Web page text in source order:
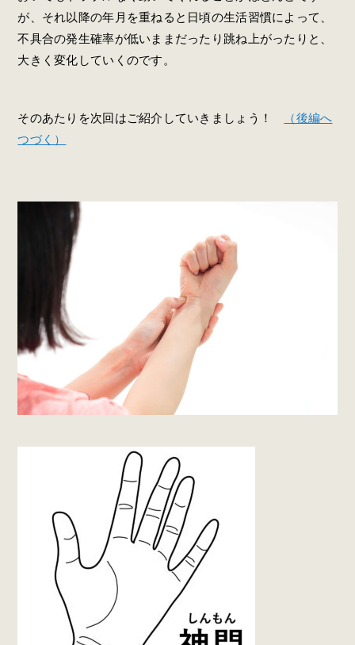
が、それ以降の年月を重ねると日頃の生活習慣によって、
不具合の発生確率が低いままだったり跳ね上がったりと、
大きく変化していくのです。
そのあたりを次回はご紹介していきましょう！
（後編へ
つづく）